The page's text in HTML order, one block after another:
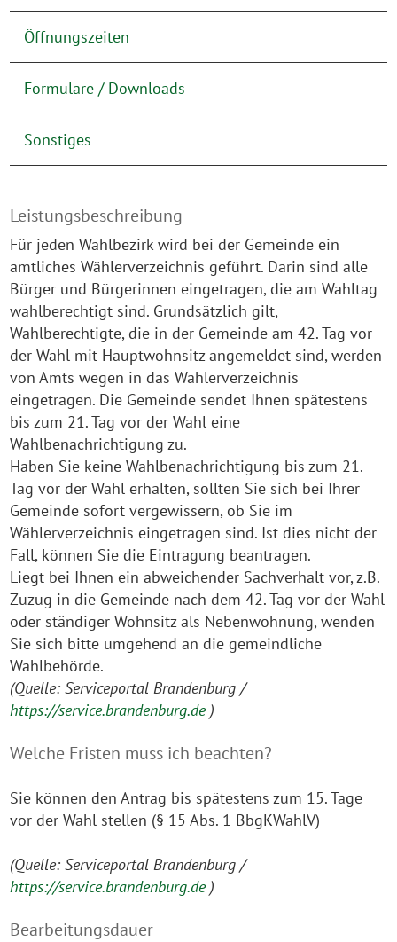
Öffnungszeiten
Formulare / Downloads
Sonstiges
Leistungsbeschreibung
Für jeden Wahlbezirk wird bei der Gemeinde ein
amtliches Wählerverzeichnis geführt. Darin sind alle
Bürger und Bürgerinnen eingetragen, die am Wahltag
wahlberechtigt sind. Grundsätzlich gilt,
Wahlberechtigte, die in der Gemeinde am 42. Tag vor
der Wahl mit Hauptwohnsitz angemeldet sind, werden
von Amts wegen in das Wählerverzeichnis
eingetragen. Die Gemeinde sendet Ihnen spätestens
bis zum 21. Tag vor der Wahl eine
Wahlbenachrichtigung zu.
Haben Sie keine Wahlbenachrichtigung bis zum 21.
Tag vor der Wahl erhalten, sollten Sie sich bei Ihrer
Gemeinde sofort vergewissern, ob Sie im
Wählerverzeichnis eingetragen sind. Ist dies nicht der
Fall, können Sie die Eintragung beantragen.
Liegt bei Ihnen ein abweichender Sachverhalt vor, z.B.
Zuzug in die Gemeinde nach dem 42. Tag vor der Wahl
oder ständiger Wohnsitz als Nebenwohnung, wenden
Sie sich bitte umgehend an die gemeindliche
Wahlbehörde.
(Quelle: Serviceportal Brandenburg /
https://service.brandenburg.de)
Welche Fristen muss ich beachten?
Sie können den Antrag bis spätestens zum 15. Tage
vor der Wahl stellen (§ 15 Abs. 1 BbgKWahlV)
(Quelle: Serviceportal Brandenburg /
https://service.brandenburg.de)
Bearbeitungsdauer